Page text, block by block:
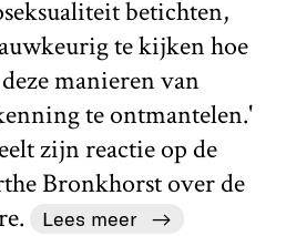
betichten,
te kijken hoe
manieren van
te ontmantelen.'
zijn reactie op de
Bronkhorst over de
Lees meer